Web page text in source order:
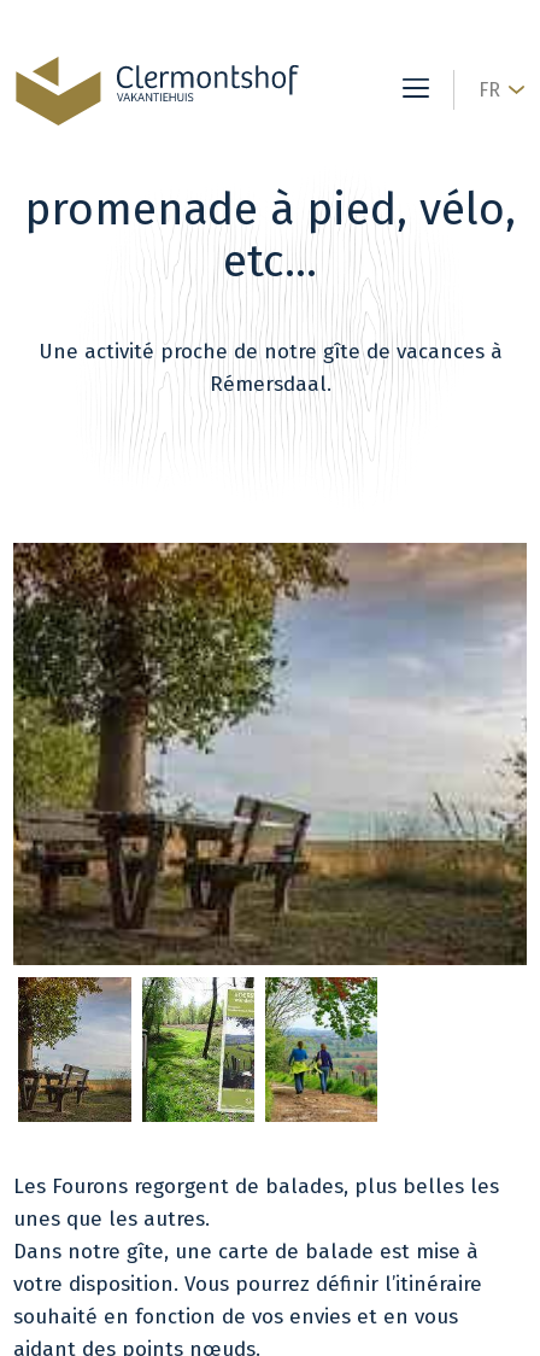
FR
promenade à pied, vélo,
etc...
Une activité proche de notre gîte de vacances à
Rémersdaal.
Les Fourons regorgent de balades, plus belles les
unes que les autres.
Dans notre gîte, une carte de balade est mise à
votre disposition. Vous pourrez définir l’itinéraire
souhaité en fonction de vos envies et en vous
aidant des points nœuds.